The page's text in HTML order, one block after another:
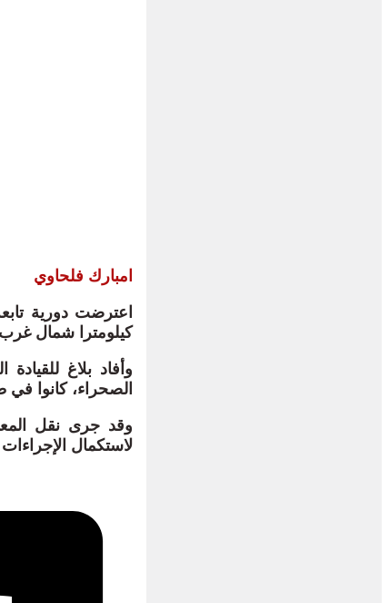
امبارك فلحاوي
كيلومترا شمال غرب ميناء
وأفاد بلاغ
الصحراء، كانوا في
وقد جرى نقل
لاستكمال الإجراءات